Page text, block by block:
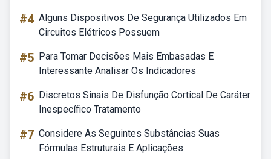
#4 Alguns Dispositivos De Segurança Utilizados Em
Circuitos Elétricos Possuem
#5 Para Tomar Decisões Mais Embasadas E
Interessante Analisar Os Indicadores
#6 Discretos Sinais De Disfunção Cortical De Caráter
Inespecífico Tratamento
#7 Considere As Seguintes Substâncias Suas
Fórmulas Estruturais E Aplicações